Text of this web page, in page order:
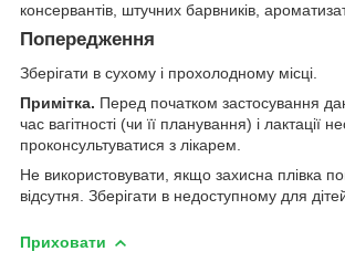
консервантів, штучних барвників,
Попередження
Зберігати в сухому і прохолодному місці.
Примітка. Перед початком застосування
час вагітності (чи її планування) і лактації
проконсультуватися з лікарем.
Не використовувати, якщо захисна плівка
відсутня. Зберігати в недоступному для дітей
Приховати